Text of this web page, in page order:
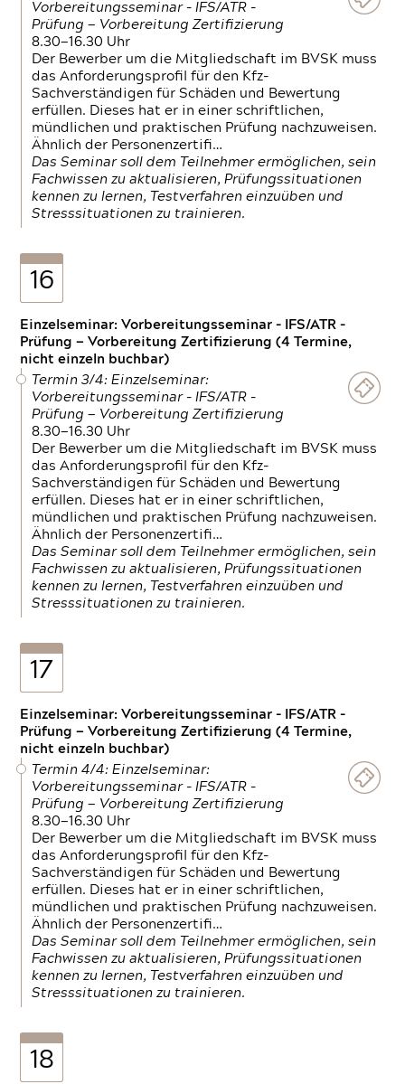
Vorbereitungsseminar - IFS/ATR -
Prüfung — Vorbereitung Zertifizierung
8.30—16.30 Uhr
Der Bewerber um die Mitgliedschaft im BVSK muss
das Anforderungsprofil für den Kfz-
Sachverständigen für Schäden und Bewertung
erfüllen. Dieses hat er in einer schriftlichen,
mündlichen und praktischen Prüfung nachzuweisen.
Ähnlich der Personenzertifi…
Das Seminar soll dem Teilnehmer ermöglichen, sein
Fachwissen zu aktualisieren, Prüfungssituationen
kennen zu lernen, Testverfahren einzuüben und
Stresssituationen zu trainieren.
16
Einzelseminar: Vorbereitungsseminar - IFS/ATR -
Prüfung — Vorbereitung Zertifizierung (4 Termine,
nicht einzeln buchbar)
Termin 3/4: Einzelseminar:
Vorbereitungsseminar - IFS/ATR -
Prüfung — Vorbereitung Zertifizierung
8.30—16.30 Uhr
Der Bewerber um die Mitgliedschaft im BVSK muss
das Anforderungsprofil für den Kfz-
Sachverständigen für Schäden und Bewertung
erfüllen. Dieses hat er in einer schriftlichen,
mündlichen und praktischen Prüfung nachzuweisen.
Ähnlich der Personenzertifi…
Das Seminar soll dem Teilnehmer ermöglichen, sein
Fachwissen zu aktualisieren, Prüfungssituationen
kennen zu lernen, Testverfahren einzuüben und
Stresssituationen zu trainieren.
17
Einzelseminar: Vorbereitungsseminar - IFS/ATR -
Prüfung — Vorbereitung Zertifizierung (4 Termine,
nicht einzeln buchbar)
Termin 4/4: Einzelseminar:
Vorbereitungsseminar - IFS/ATR -
Prüfung — Vorbereitung Zertifizierung
8.30—16.30 Uhr
Der Bewerber um die Mitgliedschaft im BVSK muss
das Anforderungsprofil für den Kfz-
Sachverständigen für Schäden und Bewertung
erfüllen. Dieses hat er in einer schriftlichen,
mündlichen und praktischen Prüfung nachzuweisen.
Ähnlich der Personenzertifi…
Das Seminar soll dem Teilnehmer ermöglichen, sein
Fachwissen zu aktualisieren, Prüfungssituationen
kennen zu lernen, Testverfahren einzuüben und
Stresssituationen zu trainieren.
18